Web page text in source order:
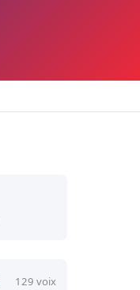
129 voix